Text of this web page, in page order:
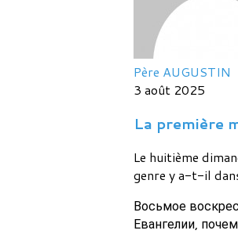
Père AUGUSTIN
3 août 2025
La première
Le huitième
genre y a-t-il
Восьмое
Евангелии,